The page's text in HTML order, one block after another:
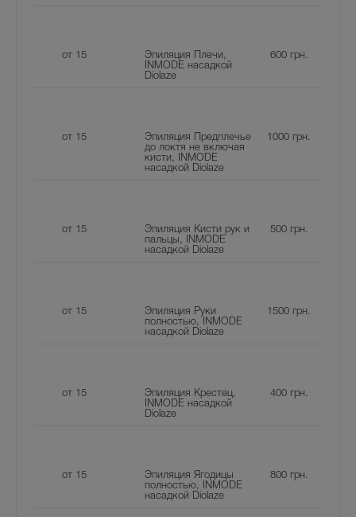
от 15
Эпиляция Плечи,
INMODE насадкой
Diolaze
600грн.
от 15
Эпиляция Предплечье
до локтя не включая
кисти, INMODE
насадкой Diolaze
1000 грн.
от 15
Эпиляция Кисти рук и
пальцы, INMODE
насадкой Diolaze
500грн.
от 15
Эпиляция Руки
полностью, INMODE
насадкой Diolaze
1500 грн.
от 15
Эпиляция Крестец,
INMODE насадкой
Diolaze
400грн.
от 15
Эпиляция Ягодицы
полностью, INMODE
насадкой Diolaze
800грн.